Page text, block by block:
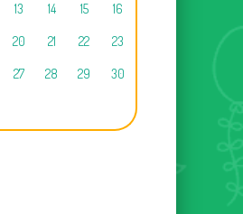
13 14 15 16
20 21 22 23
27 28 29 30